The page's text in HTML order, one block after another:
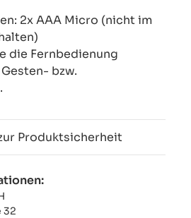
2x AAA Micro (nicht im
die Fernbedienung
bzw.
Produktsicherheit
32